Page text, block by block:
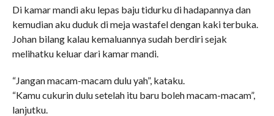
Di kamar mandi aku lepas baju tidurku di hadapannya dan
kemudian aku duduk di meja wastafel dengan kaki terbuka.
Johan bilang kalau kemaluannya sudah berdiri sejak
melihatku keluar dari kamar mandi.
“Jangan macam-macam dulu yah”, kataku.
“Kamu cukurin dulu setelah itu baru boleh macam-macam”,
lanjutku.